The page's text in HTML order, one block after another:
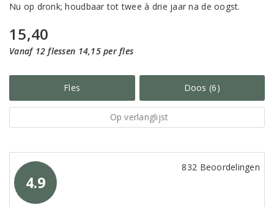
Nu op dronk; houdbaar tot twee à drie jaar na de oogst.
15,40
Vanaf 12 flessen 14,15 per fles
Fles Doos (6)
Op verlanglijst
4.9
832 Beoordelingen